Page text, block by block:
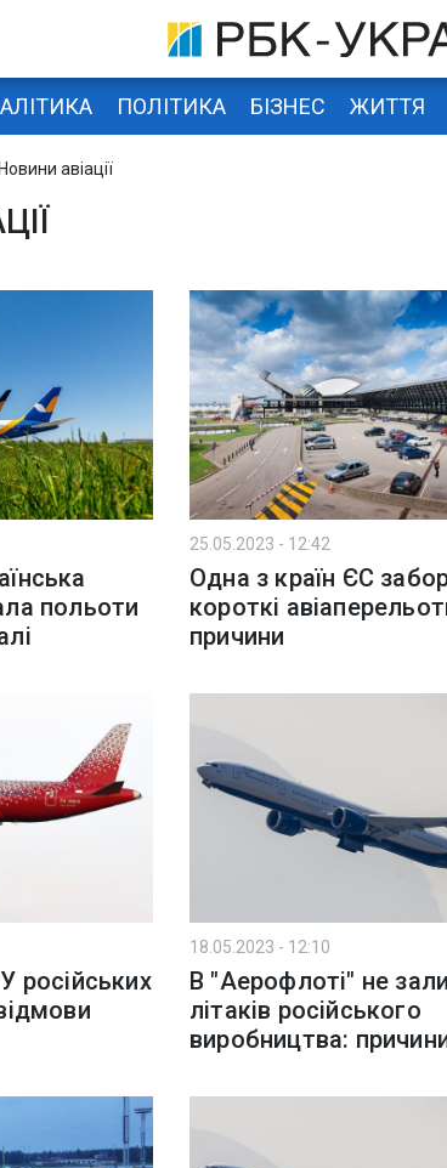
ПОЛІТИКА БІЗНЕС ЖИТТЯ
авіації
польоти
25.05.2023 - 12:42
Одна з країн ЄС
короткі
причини
російських
18.05.2023 - 12:10
В "Аерофлоті" не
літаків російського
виробництва: